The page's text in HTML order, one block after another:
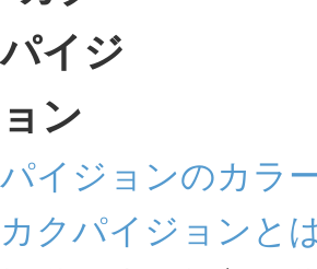
パイジョンのカラ
カクパイジョンと